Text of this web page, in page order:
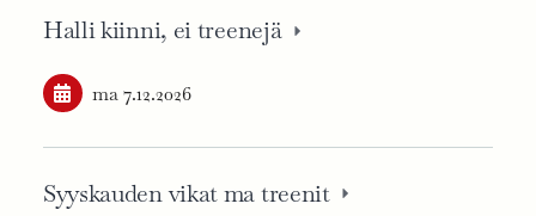
Halli kiinni, ei treenejä
ma 7.12.2026
Syyskauden vikat ma treenit